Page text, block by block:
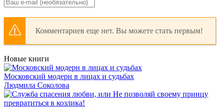
Комментариев еще нет. Вы можете стать первым!
Новые книги
Московский модерн в лицах и судьбах
Людмила Соколова